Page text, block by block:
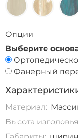
Опции
Выберите
Фанерный
Материал:
Высота